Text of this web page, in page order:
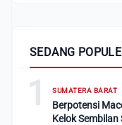
SEDANG
1 SUMATERA BARAT
Berpotensi
Kelok